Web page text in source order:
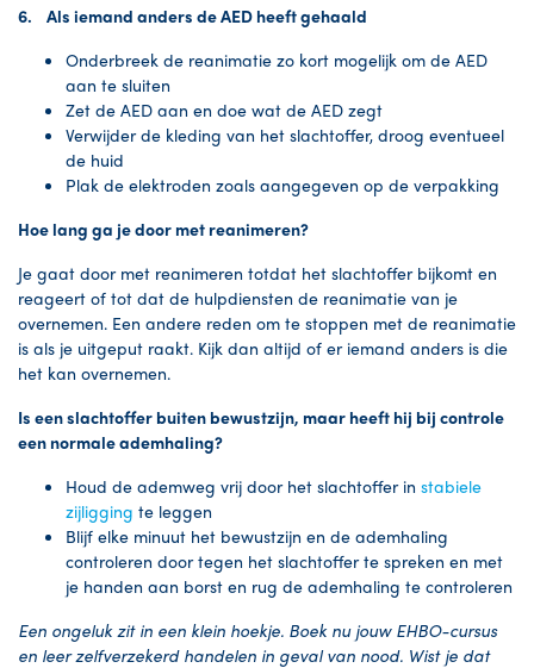
6. Als iemand anders de AED heeft gehaald
Onderbreek de reanimatie zo kort mogelijk om de AED
aan te sluiten
Zet de AED aan en doe wat de AED zegt
Verwijder de kleding van het slachtoffer, droog eventueel
de huid
Plak de elektroden zoals aangegeven op de verpakking
Hoe lang ga je door met reanimeren?
Je gaat door met reanimeren totdat het slachtoffer bijkomt en
reageert of tot dat de hulpdiensten de reanimatie van je
overnemen. Een andere reden om te stoppen met de reanimatie
is als je uitgeput raakt. Kijk dan altijd of er iemand anders is die
het kan overnemen.
Is een slachtoffer buiten bewustzijn, maar heeft hij bij controle
een normale ademhaling?
Houd de ademweg vrij door het slachtoffer in stabiele
zijligging te leggen
Blijf elke minuut het bewustzijn en de ademhaling
controleren door tegen het slachtoffer te spreken en met
je handen aan borst en rug de ademhaling te controleren
Een ongeluk zit in een klein hoekje. Boek nu jouw EHBO-cursus
en leer zelfverzekerd handelen in geval van nood. Wist je dat